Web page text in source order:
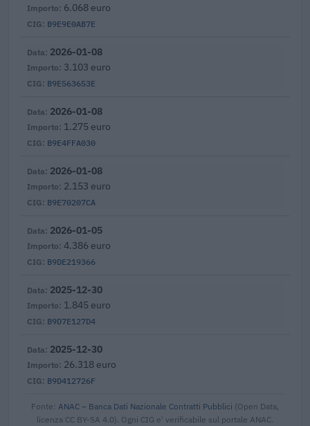
B9E9E0AB7E
6.068 euro
B9E563653E
2026-01-08
3.103 euro
B9E4FFA030
2026-01-08
1.275 euro
B9E70207CA
2026-01-08
2.153 euro
B9DE219366
2026-01-05
4.386 euro
B9D7E127D4
2025-12-30
1.845 euro
B9D412726F
2025-12-30
26.318 euro
Fonte: ANAC – Banca Dati Nazionale Contratti Pubblici (Open Data,
licenza CC BY-SA 4.0). Ogni CIG e' verificabile sul portale ANAC.